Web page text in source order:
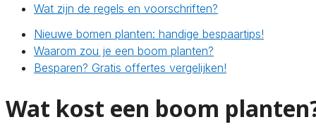
Wat zijn de regels en voorschriften?
Nieuwe bomen planten: handige bespaartips!
Waarom zou je een boom planten?
Besparen? Gratis offertes vergelijken!
Wat kost een boom